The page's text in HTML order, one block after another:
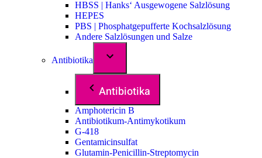
HBSS | Hanks‘ Ausgewogene Salzlösung
HEPES
PBS | Phosphatgepufferte Kochsalzlösung
Andere Salzlösungen und Salze
Antibiotika
Antibiotika
Amphotericin B
Antibiotikum-Antimykotikum
G-418
Gentamicinsulfat
Glutamin-Penicillin-Streptomycin